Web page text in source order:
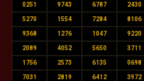
0251 9743 6787 2430
5270 1554 7284 8106
9368 1276 1047 9220
2089 4052 5650 3711
1756 2573 6135 0698
7031 2819 6412 3972